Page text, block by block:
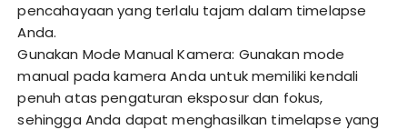
pencahayaan yang terlalu tajam dalam timelapse
Anda.
Gunakan Mode Manual Kamera: Gunakan mode
manual pada kamera Anda untuk memiliki kendali
penuh atas pengaturan eksposur dan fokus,
sehingga Anda dapat menghasilkan timelapse yang